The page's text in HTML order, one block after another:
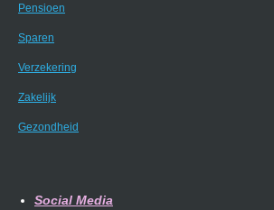
Pensioen
Sparen
Verzekering
Zakelijk
Gezondheid
Social Media